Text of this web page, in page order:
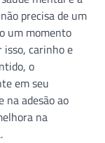
precisa de um
um momento
isso, carinho e
o
em seu
na adesão ao
na